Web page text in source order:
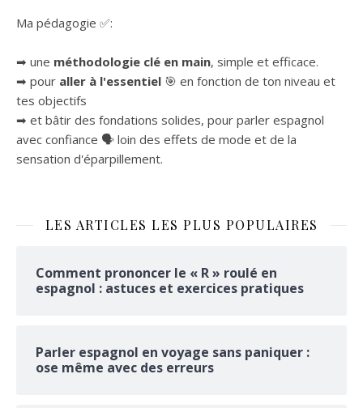
Ma pédagogie ✅:
➡ une méthodologie clé en main, simple et efficace.
➡ pour aller à l'essentiel 🎯 en fonction de ton niveau et
tes objectifs
➡ et bâtir des fondations solides, pour parler espagnol
avec confiance 🗣 loin des effets de mode et de la
sensation d'éparpillement.
LES ARTICLES LES PLUS POPULAIRES
Comment prononcer le « R » roulé en
espagnol : astuces et exercices pratiques
Parler espagnol en voyage sans paniquer :
ose même avec des erreurs